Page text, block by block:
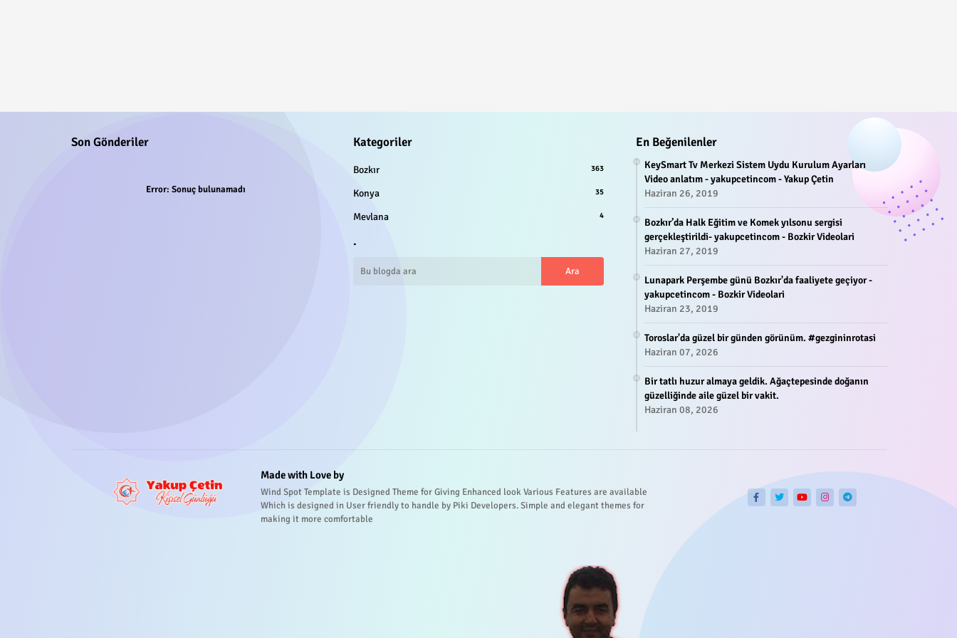
Son Gönderiler
Error: Sonuç bulunamadı
Kategoriler
Bozkır 363
Konya 35
Mevlana 4
.
En Beğenilenler
KeySmart Tv Merkezi Sistem Uydu Kurulum Ayarları
Video anlatım - yakupcetincom - Yakup Çetin
Haziran 26, 2019
Bozkır’da Halk Eğitim ve Komek yılsonu sergisi
gerçekleştirildi- yakupcetincom - Bozkir Videolari
Haziran 27, 2019
Lunapark Perşembe günü Bozkır'da faaliyete geçiyor -
yakupcetincom - Bozkir Videolari
Haziran 23, 2019
Toroslar'da güzel bir günden görünüm. #gezgininrotasi
Haziran 07, 2026
Bir tatlı huzur almaya geldik. Ağaçtepesinde doğanın
güzelliğinde aile güzel bir vakit.
Haziran 08, 2026
Made with Love by
Wind Spot Template is Designed Theme for Giving Enhanced look Various Features are available
Which is designed in User friendly to handle by Piki Developers. Simple and elegant themes for
making it more comfortable